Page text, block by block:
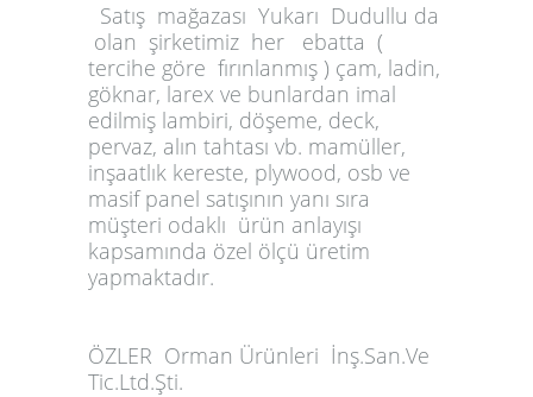
Satış mağazası Yukarı Dudullu da
olan şirketimiz her ebatta (
tercihe göre fırınlanmış ) çam, ladin,
göknar, larex ve bunlardan imal
edilmiş lambiri, döşeme, deck,
pervaz, alın tahtası vb. mamüller,
inşaatlık kereste, plywood, osb ve
masif panel satışının yanı sıra
müşteri odaklı ürün anlayışı
kapsamında özel ölçü üretim
yapmaktadır.
ÖZLER Orman Ürünleri İnş.San.Ve
Tic.Ltd.Şti.